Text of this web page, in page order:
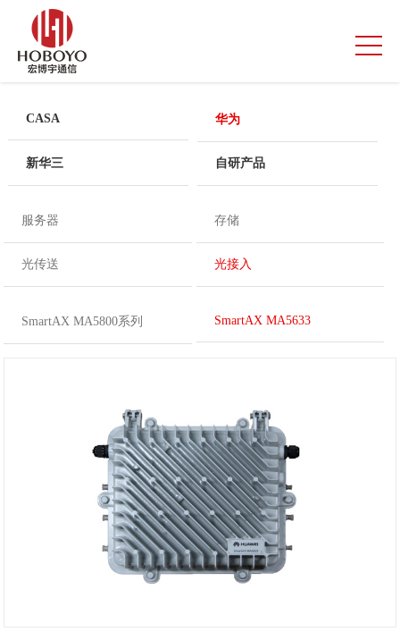
CASA 华为
新华三 自研产品
服务器 存储
光传送 光接入
SmartAX MA5800系列 SmartAX MA5633